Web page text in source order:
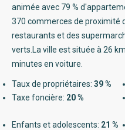
animée avec 79 %
370 commerces de proximité
restaurants et des
verts.La ville est située à 26
minutes en voiture.
Taux de propriétaires: 39 %
Taxe foncière: 20 %
Enfants et adolescents: 21 %